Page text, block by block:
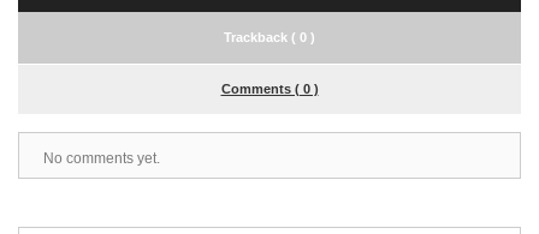
Trackback ( 0 )
Comments ( 0 )
No comments yet.